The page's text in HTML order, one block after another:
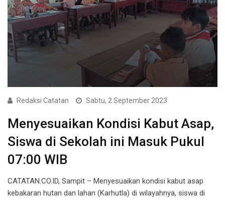
Redaksi Catatan Sabtu, 2 September 2023
Menyesuaikan Kondisi Kabut Asap,
Siswa di Sekolah ini Masuk Pukul
07:00 WIB
CATATAN.CO.ID, Sampit – Menyesuaikan kondisi kabut asap
kebakaran hutan dan lahan (Karhutla) di wilayahnya, siswa di